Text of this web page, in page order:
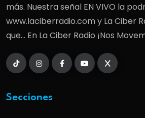
más. Nuestra señal EN VIVO la
www.laciberradio.com y La Ciber
que... En La Ciber Radio ¡Nos
Secciones